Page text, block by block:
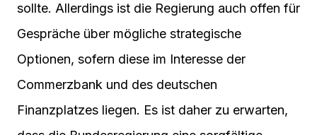
sollte. Allerdings ist die Regierung auch offen für
Gespräche über mögliche strategische
Optionen, sofern diese im Interesse der
Commerzbank und des deutschen
Finanzplatzes liegen. Es ist daher zu erwarten,